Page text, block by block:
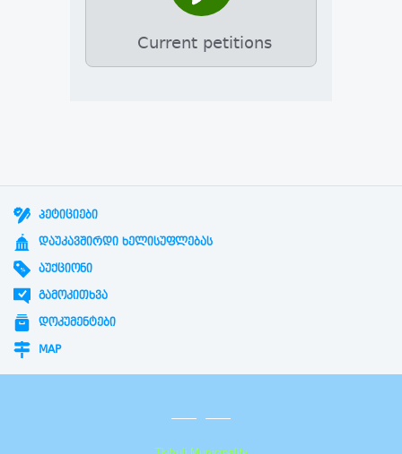
Current petitions
ᲞᲔᲢᲘᲪᲘᲔᲑᲘ
ᲓᲐᲣᲙᲐᲕᲨᲘᲠᲓᲘ ᲮᲔᲚᲘᲡᲣᲤᲚᲔᲑᲐᲡ
ᲐᲣᲥᲪᲘᲝᲜᲘ
ᲒᲐᲛᲝᲙᲘᲗᲮᲕᲐ
ᲓᲝᲙᲣᲛᲔᲜᲢᲔᲑᲘ
MAP